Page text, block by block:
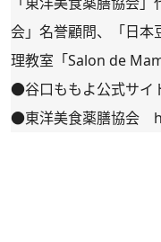
会」名誉顧問、「日本
理教室「Salon de
●谷口ももよ公式サイ
●東洋美食薬膳協会